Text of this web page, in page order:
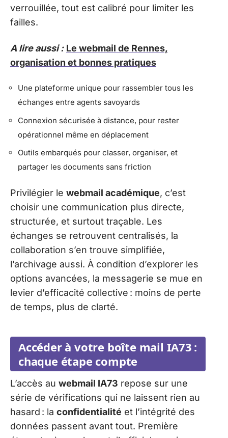
verrouillée, tout est calibré pour limiter les
failles.
A lire aussi : Le webmail de Rennes,
organisation et bonnes pratiques
Une plateforme unique pour rassembler tous les
échanges entre agents savoyards
Connexion sécurisée à distance, pour rester
opérationnel même en déplacement
Outils embarqués pour classer, organiser, et
partager les documents sans friction
Privilégier le webmail académique, c’est
choisir une communication plus directe,
structurée, et surtout traçable. Les
échanges se retrouvent centralisés, la
collaboration s’en trouve simplifiée,
l’archivage aussi. À condition d’explorer les
options avancées, la messagerie se mue en
levier d’efficacité collective : moins de perte
de temps, plus de clarté.
Accéder à votre boîte mail IA73 :
chaque étape compte
L’accès au webmail IA73 repose sur une
série de vérifications qui ne laissent rien au
hasard : la confidentialité et l’intégrité des
données passent avant tout. Première